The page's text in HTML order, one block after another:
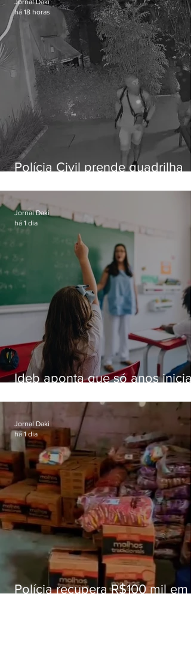
Polícia Civil prende quadrilha
residências de luxo no Rio
Jornal Daki
há 18 horas
Ideb aponta que só anos
educação
Jornal Daki
há 1 dia
Polícia recupera R$100 mil em
Jornal Daki
há 1 dia